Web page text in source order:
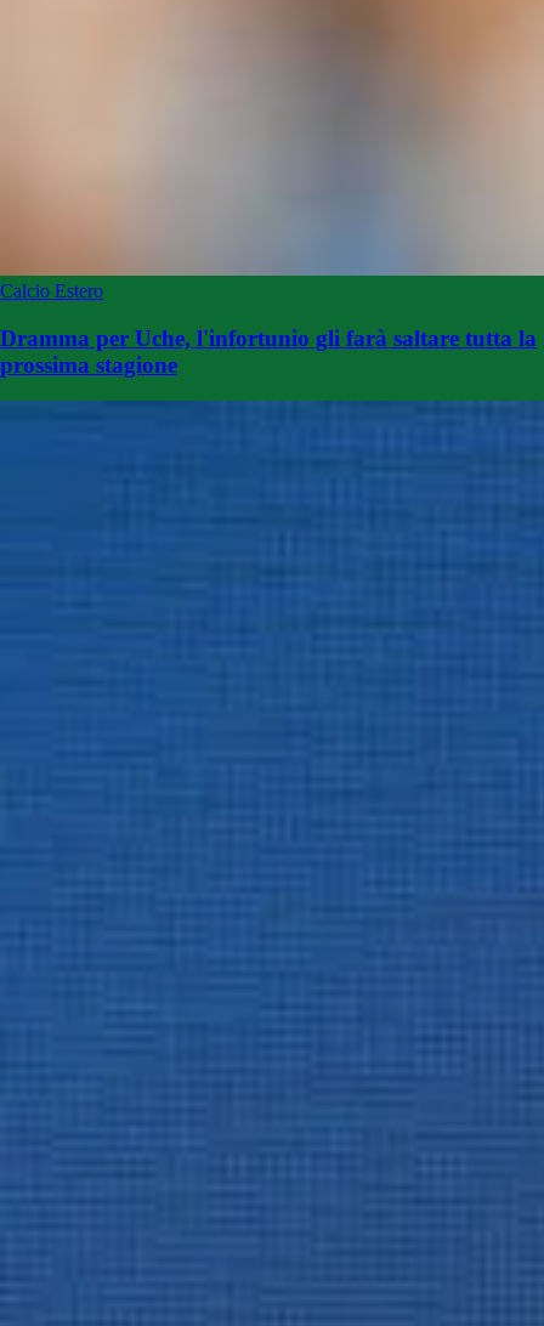
Calcio Estero
Dramma per Uche, l'infortunio gli farà saltare tutta la
prossima stagione